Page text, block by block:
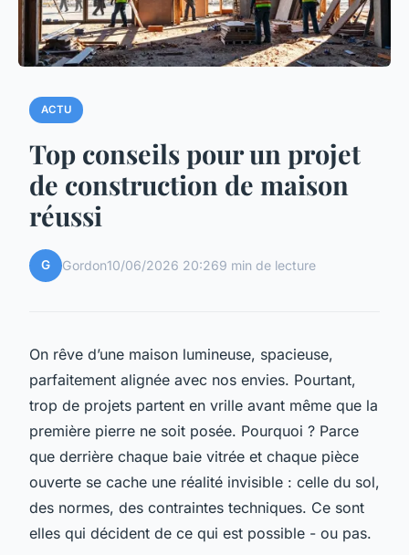
ACTU
Top conseils pour un projet
de construction de maison
réussi
G Gordon10/06/2026 20:269 min de lecture
On rêve d’une maison lumineuse, spacieuse,
parfaitement alignée avec nos envies. Pourtant,
trop de projets partent en vrille avant même que la
première pierre ne soit posée. Pourquoi ? Parce
que derrière chaque baie vitrée et chaque pièce
ouverte se cache une réalité invisible : celle du sol,
des normes, des contraintes techniques. Ce sont
elles qui décident de ce qui est possible - ou pas.